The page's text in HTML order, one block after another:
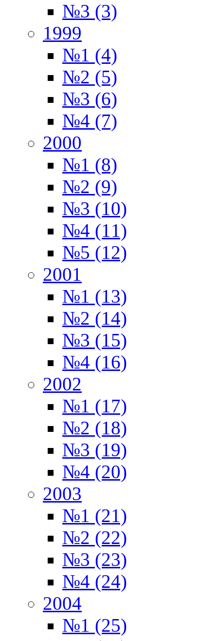
№3 (3)
1999
№1 (4)
№2 (5)
№3 (6)
№4 (7)
2000
№1 (8)
№2 (9)
№3 (10)
№4 (11)
№5 (12)
2001
№1 (13)
№2 (14)
№3 (15)
№4 (16)
2002
№1 (17)
№2 (18)
№3 (19)
№4 (20)
2003
№1 (21)
№2 (22)
№3 (23)
№4 (24)
2004
№1 (25)